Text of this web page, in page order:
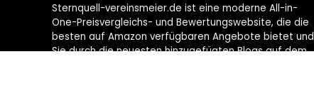
Sternquell-vereinsmeier.de ist eine moderne All-in-
One-Preisvergleichs- und Bewertungswebsite, die die
besten auf Amazon verfügbaren Angebote bietet und
Sie durch die neuesten hinzugefügten Blogs auf dem